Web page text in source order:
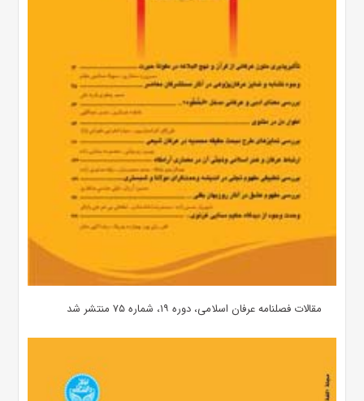
مقالات فصلنامه عرفان اسلامی، دوره ۱۹، شماره ۷۵ منتشر شد